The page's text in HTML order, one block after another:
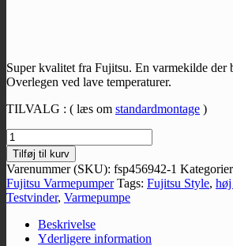
Super kvalitet fra Fujitsu. En varmekilde der
Overlegen ved lave temperaturer.
TILVALG : ( læs om standardmontage )
Fujitsu
Style
Plus
9
-
INKL.
INSTALLATION
antal
Tilføj til kurv
Varenummer (SKU): fsp456942-1
Fujitsu Varmepumper Tags: Fujitsu Style, høj
Testvinder, Varmepumpe
Beskrivelse
Yderligere information